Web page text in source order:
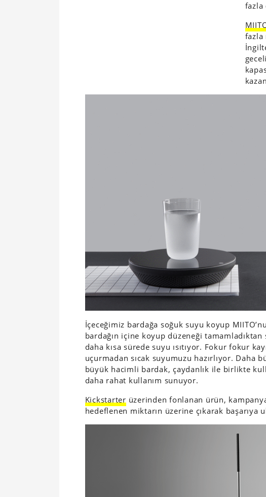
fazla
fazla
İçeceğimiz bardağa soğuk suyu koyup
bardağın içine koyup düzeneği tamamladıktan
daha kısa sürede suyu ısıtıyor. Fokur fokur
uçurmadan sıcak suyumuzu hazırlıyor. Daha
büyük hacimli bardak, çaydanlık ile birlikte
daha rahat kullanım sunuyor.
Kickstarter üzerinden fonlanan ürün,
hedeflenen miktarın üzerine çıkarak başarıya